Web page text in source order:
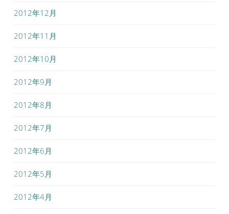
2012年12月
2012年11月
2012年10月
2012年9月
2012年8月
2012年7月
2012年6月
2012年5月
2012年4月